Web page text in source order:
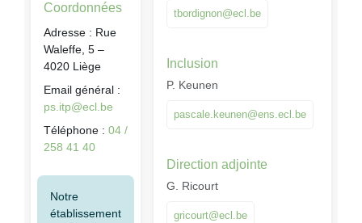
Coordonnées
Adresse : Rue
Waleffe, 5 –
4020 Liège
Email général :
ps.itp@ecl.be
Téléphone : 04 /
258 41 40
Notre
établissement
tbordignon@ecl.be
Inclusion
P. Keunen
pascale.keunen@ens.ecl.be
Direction adjointe
G. Ricourt
gricourt@ecl.be